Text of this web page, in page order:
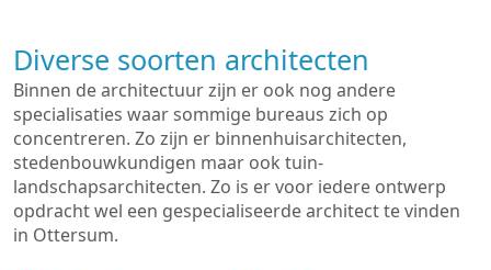
Diverse soorten architecten
Binnen de architectuur zijn er ook nog andere
specialisaties waar sommige bureaus zich op
concentreren. Zo zijn er binnenhuisarchitecten,
stedenbouwkundigen maar ook tuin-
landschapsarchitecten. Zo is er voor iedere ontwerp
opdracht wel een gespecialiseerde architect te vinden
in Ottersum.